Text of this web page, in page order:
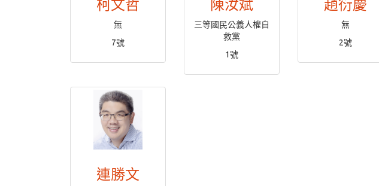
柯文哲
無
7號
陳汝斌
三等國民公義人權自
救黨
1號
趙衍慶
無
2號
連勝文